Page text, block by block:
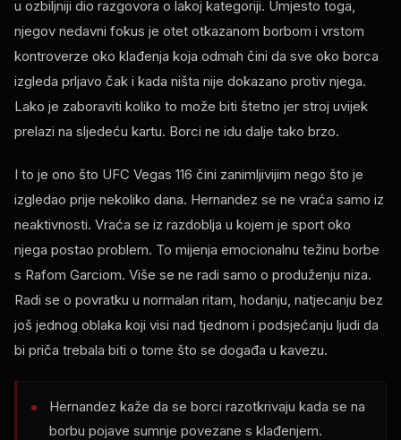
u ozbiljniji dio razgovora o lakoj kategoriji. Umjesto toga,
njegov nedavni fokus je otet otkazanom borbom i vrstom
kontroverze oko klađenja koja odmah čini da sve oko borca ​​
izgleda prljavo čak i kada ništa nije dokazano protiv njega.
Lako je zaboraviti koliko to može biti štetno jer stroj uvijek
prelazi na sljedeću kartu. Borci ne idu dalje tako brzo.
I to je ono što UFC Vegas 116 čini zanimljivijim nego što je
izgledao prije nekoliko dana. Hernandez se ne vraća samo iz
neaktivnosti. Vraća se iz razdoblja u kojem je sport oko
njega postao problem. To mijenja emocionalnu težinu borbe
s Rafom Garciom. Više se ne radi samo o produženju niza.
Radi se o povratku u normalan ritam, hodanju, natjecanju bez
još jednog oblaka koji visi nad tjednom i podsjećanju ljudi da
bi priča trebala biti o tome što se događa u kavezu.
Hernandez kaže da se borci razotkrivaju kada se na
borbu pojave sumnje povezane s klađenjem.